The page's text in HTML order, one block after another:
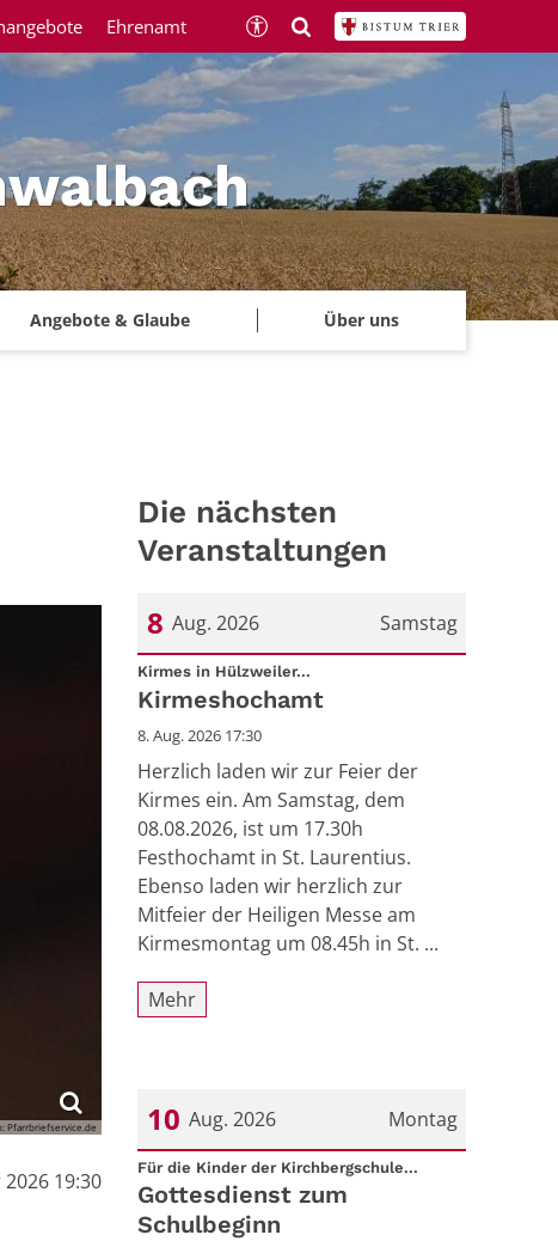
Angebote & Glaube Über uns
Ehrenamt
Pfarrbriefservice.de
19:30
Die nächsten
Veranstaltungen
Samstag
8 Aug. 2026
Datum: 8. August 2026
Kirmes in Hülzweiler...
Kirmeshochamt
8. Aug. 2026 17:30
Herzlich laden wir zur Feier der
Kirmes ein. Am Samstag, dem
08.08.2026, ist um 17.30h
Festhochamt in St. Laurentius.
Ebenso laden wir herzlich zur
Mitfeier der Heiligen Messe am
Kirmesmontag um 08.45h in St. ...
Mehr
Montag
10 Aug. 2026
Datum: 10. August 2026
Für die Kinder der Kirchbergschule...
Gottesdienst zum
Schulbeginn